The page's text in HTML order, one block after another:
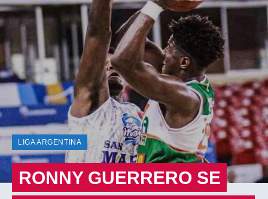
LIGA ARGENTINA
RONNY GUERRERO SE